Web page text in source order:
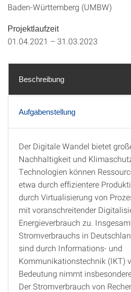
Baden-Württemberg (UMBW)
Projektlaufzeit
01.04.2021 – 31.03.2023
Beschreibung
Aufgabenstellung
Beschreibung
Der Digitale Wandel bietet
Nachhaltigkeit und
Technologien können
etwa durch effizientere
durch Virtualisierung von
mit voranschreitender
Energieverbrauch zu.
Stromverbrauchs in
sind durch Informations- und
Kommunikationstechnik (IKT)
Bedeutung nimmt
Der Stromverbrauch von